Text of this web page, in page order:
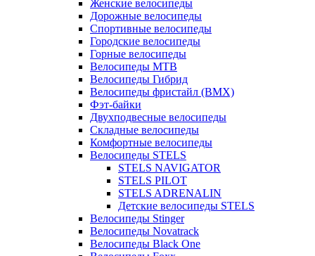
Женские велосипеды
Дорожные велосипеды
Спортивные велосипеды
Городские велосипеды
Горные велосипеды
Велосипеды MTB
Велосипеды Гибрид
Велосипеды фристайл (BMX)
Фэт-байки
Двухподвесные велосипеды
Складные велосипеды
Комфортные велосипеды
Велосипеды STELS
STELS NAVIGATOR
STELS PILOT
STELS ADRENALIN
Детские велосипеды STELS
Велосипеды Stinger
Велосипеды Novatrack
Велосипеды Black One